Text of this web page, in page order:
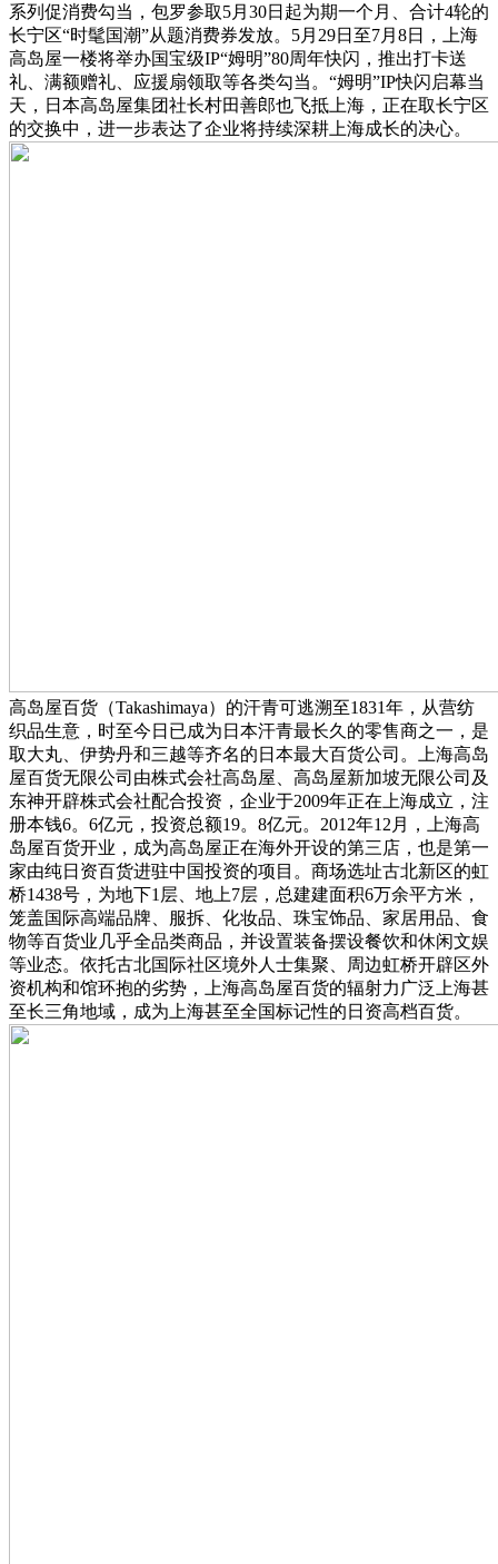
系列促消费勾当，包罗参取5月30日起为期一个月、合计4轮的
长宁区“时髦国潮”从题消费券发放。5月29日至7月8日，上海
高岛屋一楼将举办国宝级IP“姆明”80周年快闪，推出打卡送
礼、满额赠礼、应援扇领取等各类勾当。“姆明”IP快闪启幕当
天，日本高岛屋集团社长村田善郎也飞抵上海，正在取长宁区
的交换中，进一步表达了企业将持续深耕上海成长的决心。
高岛屋百货（Takashimaya）的汗青可逃溯至1831年，从营纺
织品生意，时至今日已成为日本汗青最长久的零售商之一，是
取大丸、伊势丹和三越等齐名的日本最大百货公司。上海高岛
屋百货无限公司由株式会社高岛屋、高岛屋新加坡无限公司及
东神开辟株式会社配合投资，企业于2009年正在上海成立，注
册本钱6。6亿元，投资总额19。8亿元。2012年12月，上海高
岛屋百货开业，成为高岛屋正在海外开设的第三店，也是第一
家由纯日资百货进驻中国投资的项目。商场选址古北新区的虹
桥1438号，为地下1层、地上7层，总建建面积6万余平方米，
笼盖国际高端品牌、服拆、化妆品、珠宝饰品、家居用品、食
物等百货业几乎全品类商品，并设置装备摆设餐饮和休闲文娱
等业态。依托古北国际社区境外人士集聚、周边虹桥开辟区外
资机构和馆环抱的劣势，上海高岛屋百货的辐射力广泛上海甚
至长三角地域，成为上海甚至全国标记性的日资高档百货。